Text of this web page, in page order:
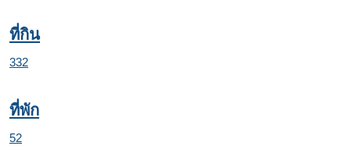
ที่กิน
332
ที่พัก
52